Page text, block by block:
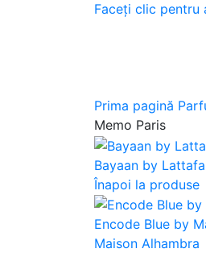
Faceți clic pentru
Prima pagină
Memo Paris
Bayaan by Lattafa
Înapoi la produse
Encode Blue by
Maison Alhambra